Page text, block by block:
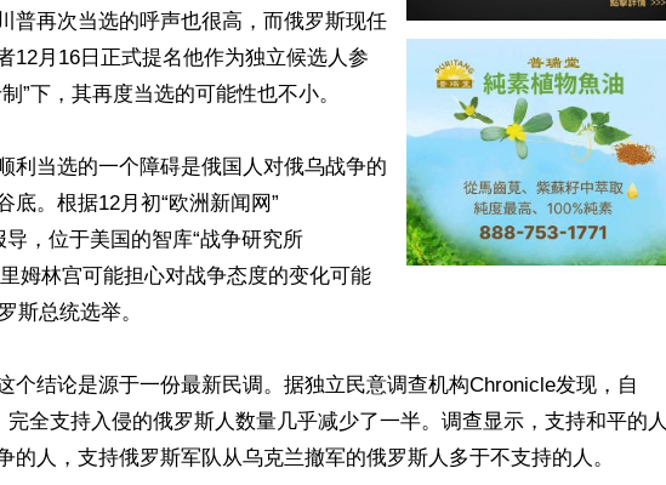
普再次当选的呼声也很高，而俄罗斯现任
12月16日正式提名他作为独立候选人参
”下，其再度当选的可能性也不小。
利当选的一个障碍是俄国人对俄乌战争的
底。根据12月初“欧洲新闻网”
导，位于美国的智库“战争研究所
里姆林宫可能担心对战争态度的变化可能
斯总统选举。
个结论是源于一份最新民调。据独立民意调查机构Chronicle发现，自
完全支持入侵的俄罗斯人数量几乎减少了一半。调查显示，支持和平的人
的人，支持俄罗斯军队从乌克兰撤军的俄罗斯人多于不支持的人。